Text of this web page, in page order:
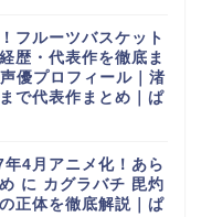
フルーツバスケット
歴・代表作を徹底ま
優プロフィール｜渚
で代表作まとめ｜ぱ
年4月アニメ化！あら
に カグラバチ 毘灼
正体を徹底解説｜ぱ